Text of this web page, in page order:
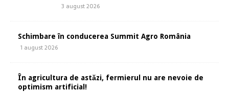
3 august 2026
Schimbare în conducerea Summit Agro România
1 august 2026
În agricultura de astăzi, fermierul nu are nevoie de
optimism artificial!